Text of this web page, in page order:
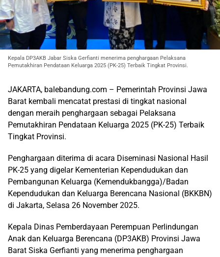
Kepala DP3AKB Jabar Siska Gerfianti menerima penghargaan Pelaksana
Pemutakhiran Pendataan Keluarga 2025 (PK-25) Terbaik Tingkat Provinsi.
JAKARTA, balebandung.com – Pemerintah Provinsi Jawa
Barat kembali mencatat prestasi di tingkat nasional
dengan meraih penghargaan sebagai Pelaksana
Pemutakhiran Pendataan Keluarga 2025 (PK-25) Terbaik
Tingkat Provinsi.
Penghargaan diterima di acara Diseminasi Nasional Hasil
PK-25 yang digelar Kementerian Kependudukan dan
Pembangunan Keluarga (Kemendukbangga)/Badan
Kependudukan dan Keluarga Berencana Nasional (BKKBN)
di Jakarta, Selasa 26 November 2025.
Kepala Dinas Pemberdayaan Perempuan Perlindungan
Anak dan Keluarga Berencana (DP3AKB) Provinsi Jawa
Barat Siska Gerfianti yang menerima penghargaan